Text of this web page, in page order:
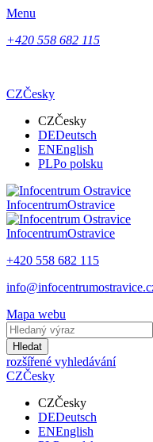
Menu
+420 558 682 115
CZČesky
CZČesky
DEDeutsch
ENEnglish
PLPo polsku
InfocentrumOstravice
InfocentrumOstravice
+420 558 682 115
Mapa webu
Hledat
rozšířené vyhledávání
CZČesky
CZČesky
DEDeutsch
ENEnglish